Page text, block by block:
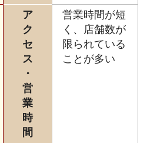
ア
ク
セ
ス
・
営
業
時
間
営業時間が短
く、店舗数が
限られている
ことが多い